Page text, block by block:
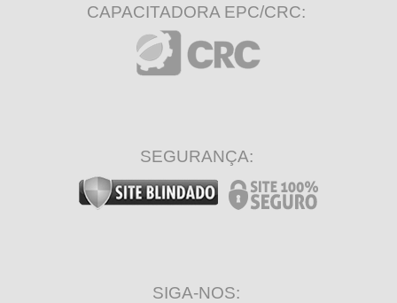
CAPACITADORA EPC/CRC:
SEGURANÇA:
SIGA-NOS: